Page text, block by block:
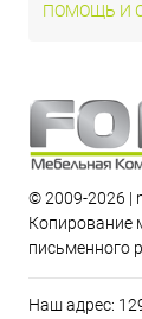
ПОМОЩЬ И
© 2009-2026 |
Копирование
письменного
Наш адрес: